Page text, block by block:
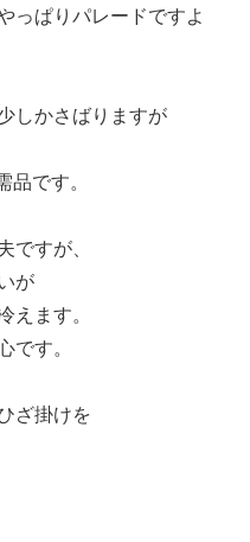
っぱりパレードですよ
しかさばりますが
品です。
ですが、
が
えます。
です。
ざ掛けを